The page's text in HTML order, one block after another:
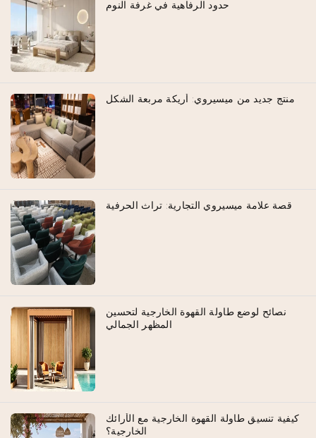
حدود الرفاهية في غرفة النوم
منتج جديد من ميسيروي: أريكة مربعة الشكل
قصة علامة ميسيروي التجارية: تراث الحرفية
نصائح لوضع طاولة القهوة الخارجية لتحسين
المظهر الجمالي
كيفية تنسيق طاولة القهوة الخارجية مع الأرائك
الخارجية؟